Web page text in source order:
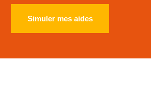
Simuler mes aides